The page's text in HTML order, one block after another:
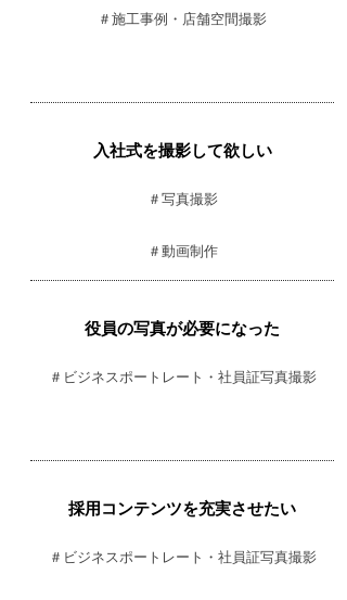
＃施工事例・店舗空間撮影
​入社式を撮影して欲しい
＃写真撮影
＃動画制作​
役員の写真が必要になった
＃ビジネスポートレート・社員証写真撮影
採用コンテンツを充実させたい
＃ビジネスポートレート・社員証写真撮影